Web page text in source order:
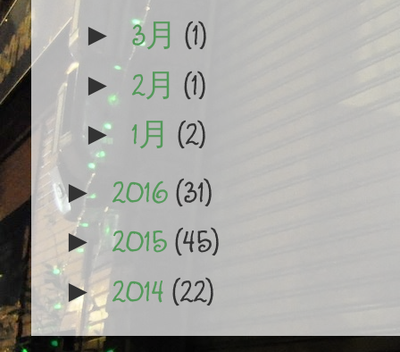
► 3月 (1)
► 2月 (1)
► 1月 (2)
► 2016(31)
►2015(45)
►2014 (22)